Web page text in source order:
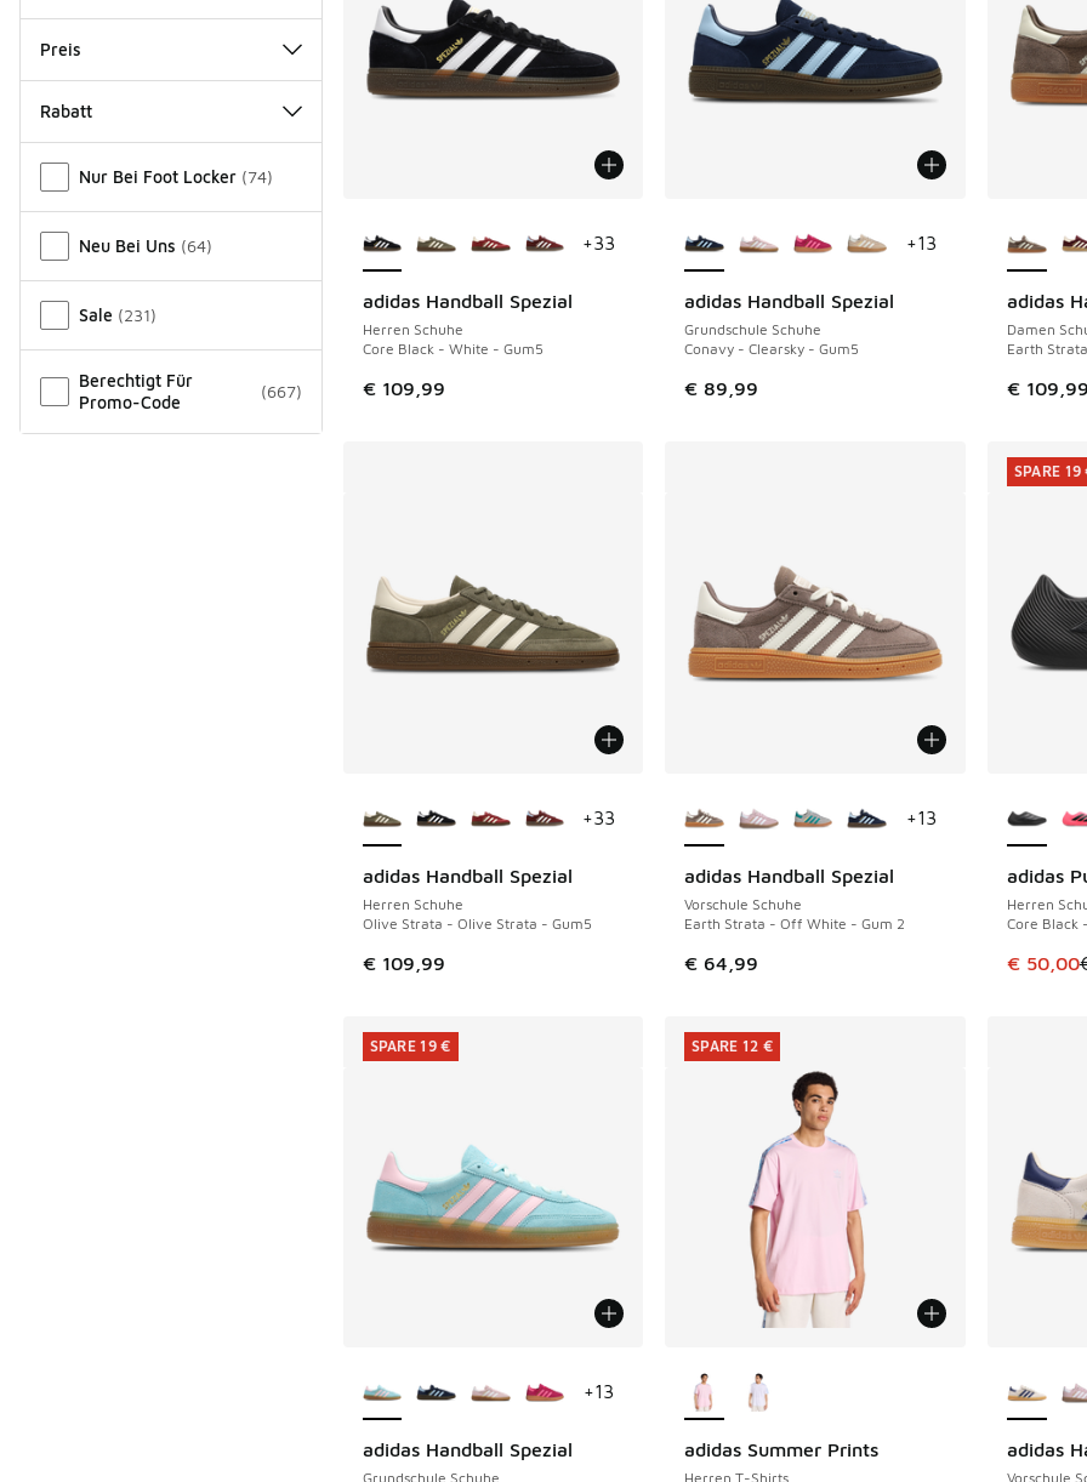
Preis
Rabatt
Nur Bei Foot Locker (74)
Neu Bei Uns (64)
Sale (231)
Berechtigt Für
Promo-Code
(667)
adidas Handball Spezial
Herren Schuhe
Core Black - White - Gum5
€ 109,99
+33
adidas Handball Spezial
Grundschule Schuhe
Conavy - Clearsky - Gum5
€ 89,99
+13
adidas
Damen
Earth
€ 109,99
adidas Handball Spezial
Herren Schuhe
Olive Strata - Olive Strata - Gum5
€ 109,99
+33
adidas Handball Spezial
Vorschule Schuhe
Earth Strata - Off White - Gum 2
€ 64,99
+13
adidas
Herren
Core Black
Dieser
€ 50,00
SPARE 19
SPARE 19
adidas Handball Spezial
Grundschule Schuhe
SPARE 19 €
+13
SPARE 19 €
adidas Summer Prints
Herren T-Shirts
SPARE 12 €
SPARE 12 €
adidas
Vorschule